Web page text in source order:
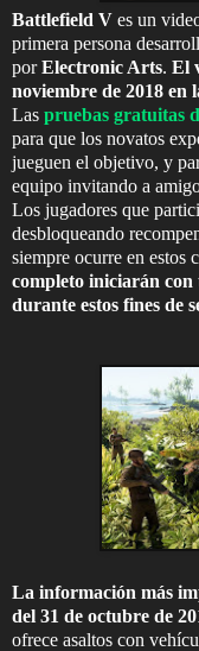
Battlefield V es un
primera persona​
porElectronic Arts. El
noviembre de 2018 en
Las pruebas gratuitas
para que los novatos
jueguen el objetivo, y
equipo invitando a
Los jugadores que
desbloqueando
siempre ocurre en estos
completo iniciarán con
durante estos fines de
La información más
del 31 de octubre de
ofrece asaltos con